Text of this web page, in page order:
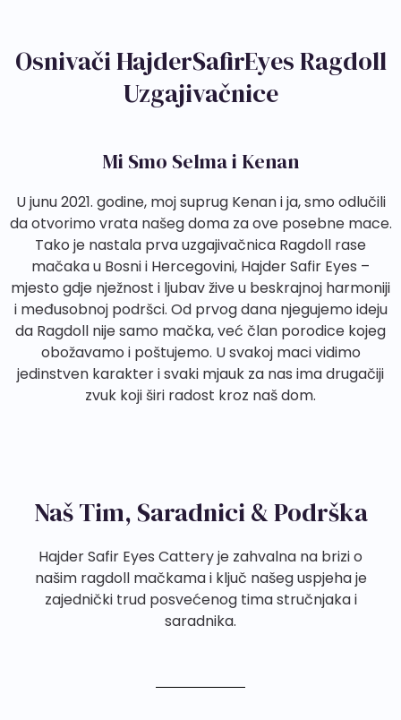
Osnivači HajderSafirEyes Ragdoll
Uzgajivačnice
Mi Smo Selma i Kenan
U junu 2021. godine, moj suprug Kenan i ja, smo odlučili
da otvorimo vrata našeg doma za ove posebne mace.
Tako je nastala prva uzgajivačnica Ragdoll rase
mačaka u Bosni i Hercegovini, Hajder Safir Eyes –
mjesto gdje nježnost i ljubav žive u beskrajnoj harmoniji
i međusobnoj podršci. Od prvog dana njegujemo ideju
da Ragdoll nije samo mačka, već član porodice kojeg
obožavamo i poštujemo. U svakoj maci vidimo
jedinstven karakter i svaki mjauk za nas ima drugačiji
zvuk koji širi radost kroz naš dom.
Naš Tim, Saradnici & Podrška
Hajder Safir Eyes Cattery je zahvalna na brizi o
našim ragdoll mačkama i ključ našeg uspjeha je
zajednički trud posvećenog tima stručnjaka i
saradnika.